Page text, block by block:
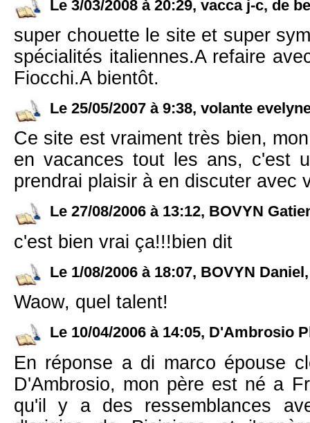
Le 3/03/2008 à 20:29, vacca j-c, de
super chouette le site et super
spécialités italiennes.A refaire
Fiocchi.A bientôt.
Le 25/05/2007 à 9:38, volante
Ce site est vraiment très bien,
en vacances tout les ans, c'est
prendrai plaisir à en discuter avec
Le 27/08/2006 à 13:12, BOVYN
c'est bien vrai ça!!!bien dit
Le 1/08/2006 à 18:07, BOVYN
Waow, quel talent!
Le 10/04/2006 à 14:05, D'Ambrosio
En réponse a di marco épouse
D'Ambrosio, mon père est né a
qu'il y a des ressemblances